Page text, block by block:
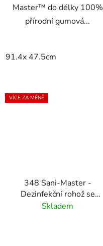
Master™ do délky 100%
přírodní gumová...
91.4x 47.5cm
VÍCE ZA MÉNĚ
348 Sani-Master -
Dezinfekční rohož se
sušicí zónou -
Skladem